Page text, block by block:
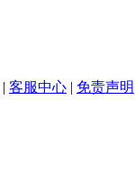
| 客服中心 | 免责声明